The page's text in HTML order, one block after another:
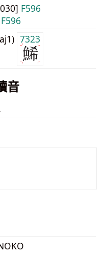
F596
F596
7323
音